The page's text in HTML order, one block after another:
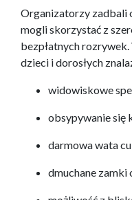
Organizatorzy zadbali
mogli skorzystać z
bezpłatnych
dzieci i dorosłych
widowiskowe
obsypywanie się
darmowa wata
dmuchane